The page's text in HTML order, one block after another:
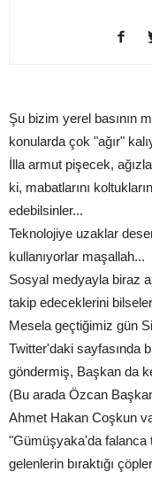
Şu bizim yerel basının
konularda çok "ağır"
İlla armut pişecek,
ki, mabatlarını
edebilsinler...
Teknolojiye uzaklar
kullanıyorlar maşallah...
Sosyal medyayla biraz
takip edeceklerini
Mesela geçtiğimiz gün
Twitter'daki sayfasında
göndermiş, Başkan da
(Bu arada Özcan
Ahmet Hakan Coşkun
"Gümüşyaka'da falanca
gelenlerin bıraktığı